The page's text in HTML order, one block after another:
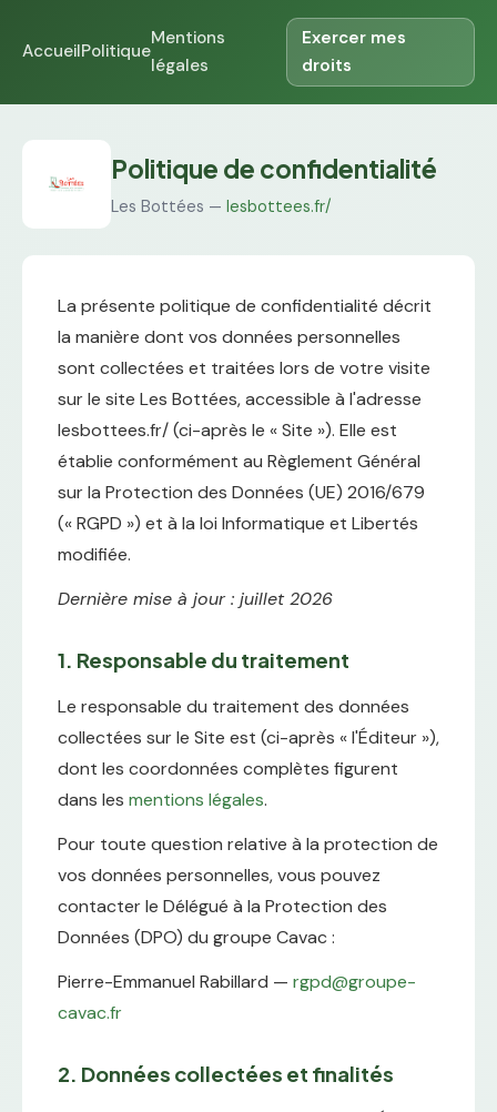
AccueilPolitique
Mentions
légales
Exercer mes
droits
Politique de confidentialité
Les Bottées — lesbottees.fr/
La présente politique de confidentialité décrit
la manière dont vos données personnelles
sont collectées et traitées lors de votre visite
sur le site Les Bottées, accessible à l'adresse
lesbottees.fr/ (ci-après le « Site »). Elle est
établie conformément au Règlement Général
sur la Protection des Données (UE) 2016/679
(« RGPD ») et à la loi Informatique et Libertés
modifiée.
Dernière mise à jour : juillet 2026
1. Responsable du traitement
Le responsable du traitement des données
collectées sur le Site est (ci-après « l'Éditeur »),
dont les coordonnées complètes figurent
dans les mentions légales.
Pour toute question relative à la protection de
vos données personnelles, vous pouvez
contacter le Délégué à la Protection des
Données (DPO) du groupe Cavac :
Pierre-Emmanuel Rabillard — rgpd@groupe-
cavac.fr
2. Données collectées et finalités